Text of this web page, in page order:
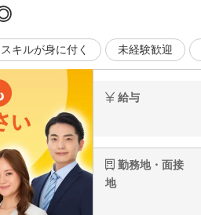
スキルが身に付く 未経験歓迎
給与
勤務地・面接
地